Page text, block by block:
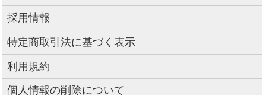
採用情報
特定商取引法に基づく表示
利用規約
個人情報の削除について